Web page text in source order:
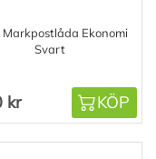
Markpostlåda Ekonomi
Svart
kr KÖP